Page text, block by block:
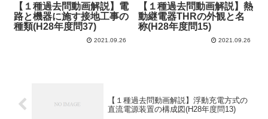
【１種過去問動画解説】電
路と機器に施す接地工事の
種類(H28年度問37)
2021.09.26
【１種過去問動画解説】熱
動継電器THRの外観と名
称(H28年度問15)
2021.09.26
【１種過去問動画解説】浮動充電方式の
直流電源装置の構成図(H28年度問13)